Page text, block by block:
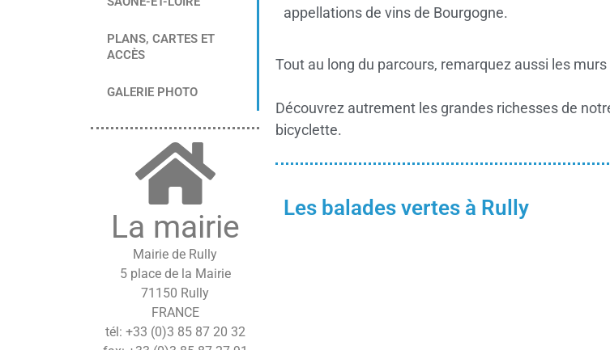
PLANS, CARTES ET
ACCÈS
GALERIE PHOTO
La mairie
Mairie de Rully
5 place de la Mairie
71150 Rully
FRANCE
tél: +33 (0)3 85 87 20 32
appellations de vins de Bourgogne.
Tout au long du parcours, remarquez aussi les
Découvrez autrement les grandes richesses de
bicyclette.
Les balades vertes à Rully